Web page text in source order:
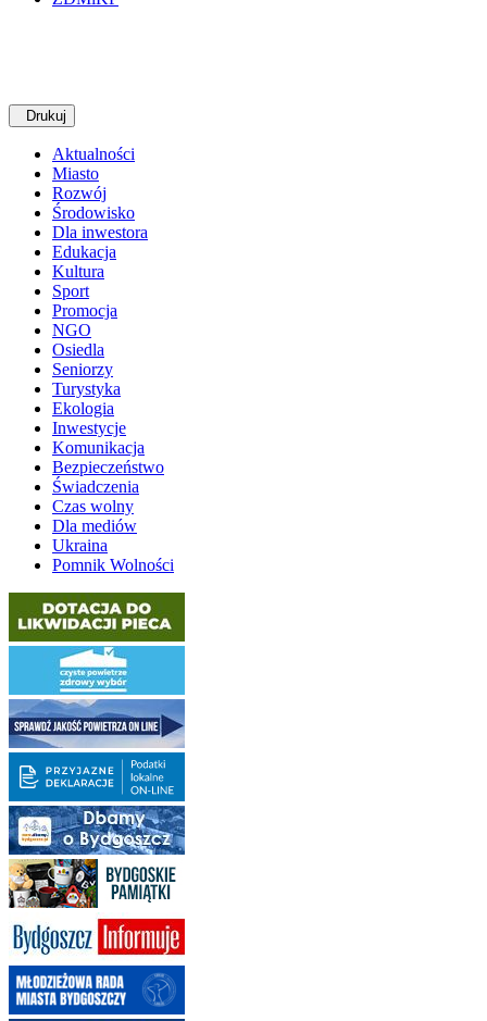
Drukuj
Aktualności
Miasto
Rozwój
Środowisko
Dla inwestora
Edukacja
Kultura
Sport
Promocja
NGO
Osiedla
Seniorzy
Turystyka
Ekologia
Inwestycje
Komunikacja
Bezpieczeństwo
Świadczenia
Czas wolny
Dla mediów
Ukraina
Pomnik Wolności